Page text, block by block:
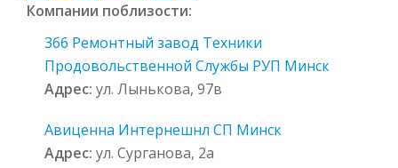
Компании поблизости:
366 Ремонтный завод Техники
Продовольственной Службы РУП Минск
Адрес: ул. Лынькова, 97в
Авиценна Интернешнл СП Минск
Адрес: ул. Сурганова, 2а